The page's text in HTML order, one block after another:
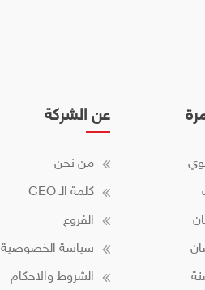
عن الشركة
من نحن
كلمة الـ CEO
الفروع
سياسة الخصوصية
الشروط والاحكام